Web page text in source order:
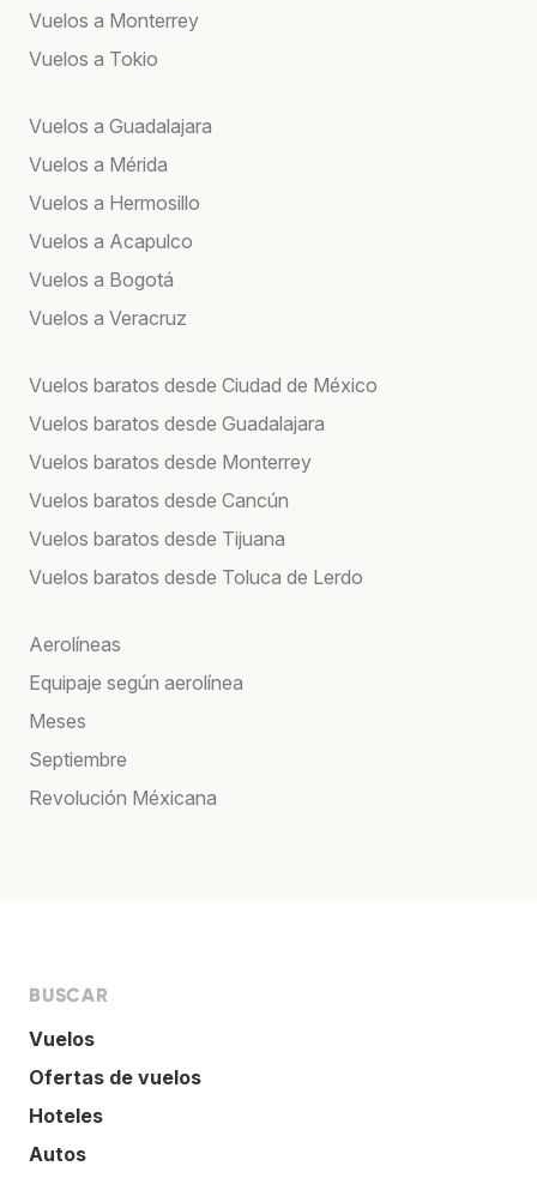
Vuelos a Monterrey
Vuelos a Tokio
Vuelos a Guadalajara
Vuelos a Mérida
Vuelos a Hermosillo
Vuelos a Acapulco
Vuelos a Bogotá
Vuelos a Veracruz
Vuelos baratos desde Ciudad de México
Vuelos baratos desde Guadalajara
Vuelos baratos desde Monterrey
Vuelos baratos desde Cancún
Vuelos baratos desde Tijuana
Vuelos baratos desde Toluca de Lerdo
Aerolíneas
Equipaje según aerolínea
Meses
Septiembre
Revolución Méxicana
BUSCAR
Vuelos
Ofertas de vuelos
Hoteles
Autos